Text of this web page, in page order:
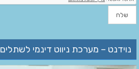
נוידנט – מערכת ניווט דינמי לשתלים